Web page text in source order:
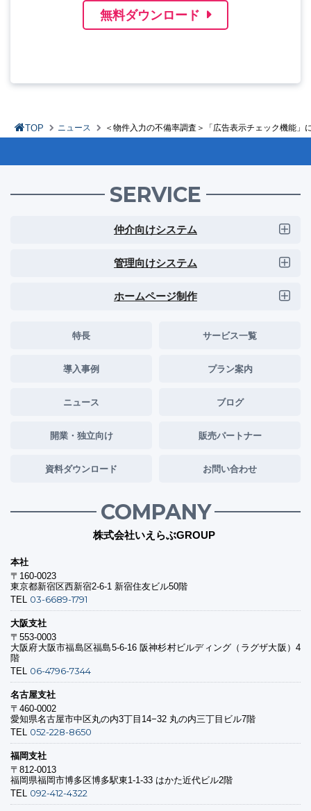
無料ダウンロード
TOP ニュース ＜物件入力の不備率調査＞「広告表示チェック機能」
SERVICE
仲介向けシステム
管理向けシステム
ホームページ制作
特長 サービス一覧
導入事例 プラン案内
ニュース ブログ
開業・独立向け 販売パートナー
資料ダウンロード お問い合わせ
COMPANY
株式会社いえらぶGROUP
本社
〒160-0023
東京都新宿区西新宿2-6-1 新宿住友ビル50階
TEL 03-6689-1791
大阪支社
〒553-0003
大阪府大阪市福島区福島5-6-16 阪神杉村ビルディング（ラグザ大阪）4
階
TEL 06-4796-7344
名古屋支社
〒460-0002
愛知県名古屋市中区丸の内3丁目14−32 丸の内三丁目ビル7階
TEL 052-228-8650
福岡支社
〒812-0013
福岡県福岡市博多区博多駅東1-1-33 はかた近代ビル2階
TEL 092-412-4322